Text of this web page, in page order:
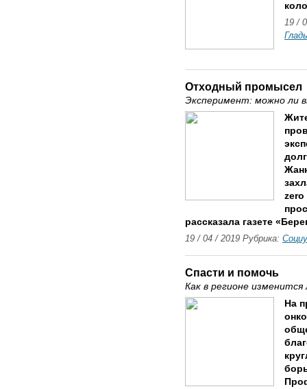
19 /
Отходный промысел
Эксперимент: можно ли
zero
рассказала газете
19 / 04 / 2019 Рубрика:
Спасти и помочь
Как в регионе изменится
На